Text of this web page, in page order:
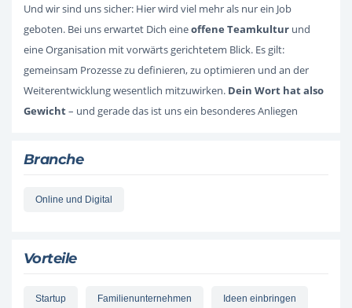
Und wir sind uns sicher: Hier wird viel mehr als nur ein Job
geboten. Bei uns erwartet Dich eineoffene Teamkultur und
eine Organisation mit vorwärts gerichtetem Blick. Es gilt:
gemeinsam Prozesse zu definieren, zu optimieren und an der
Weiterentwicklung wesentlich mitzuwirken. Dein Wort hat also
Gewicht– und gerade das ist uns ein besonderes Anliegen
Branche
Online und Digital
Vorteile
Startup Familienunternehmen Ideen einbringen